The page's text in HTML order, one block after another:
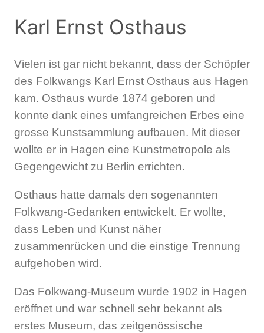
Karl Ernst Osthaus
Vielen ist gar nicht bekannt, dass der Schöpfer
des Folkwangs Karl Ernst Osthaus aus Hagen
kam. Osthaus wurde 1874 geboren und
konnte dank eines umfangreichen Erbes eine
grosse Kunstsammlung aufbauen. Mit dieser
wollte er in Hagen eine Kunstmetropole als
Gegengewicht zu Berlin errichten.
Osthaus hatte damals den sogenannten
Folkwang-Gedanken entwickelt. Er wollte,
dass Leben und Kunst näher
zusammenrücken und die einstige Trennung
aufgehoben wird.
Das Folkwang-Museum wurde 1902 in Hagen
eröffnet und war schnell sehr bekannt als
erstes Museum, das zeitgenössische